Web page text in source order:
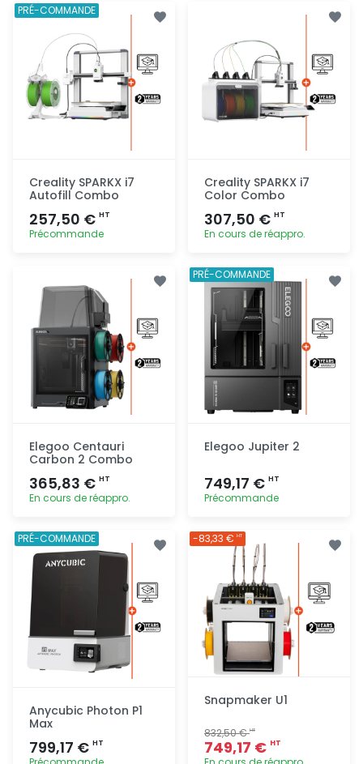
rapide
Creality SPARKX i7
Autofill Combo
257,50 € HT
Précommande
rapide
PRÉ-COMMANDE
Creality SPARKX i7
Color Combo
307,50 € HT
En cours de réappro.
rapide
Elegoo Centauri
Carbon 2 Combo
365,83 € HT
En cours de réappro.
rapide
Elegoo Jupiter 2
749,17 € HT
Précommande
PRÉ-COMMANDE
Anycubic Photon P1
Max
799,17 € HT
PRÉ-COMMANDE
Snapmaker U1
832,50 €HT
749,17 € HT
-83,33 € HT